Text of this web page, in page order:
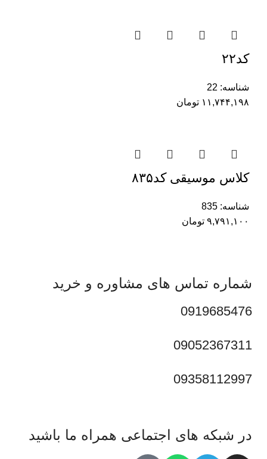
کد۲۲
شناسه: 22
۱۱,۷۴۴,۱۹۸ تومان
کلاس موسیقی کد۸۳۵
شناسه: 835
۹,۷۹۱,۱۰۰ تومان
شماره تماس های مشاوره و خرید
0919685476
09052367311
09358112997
در شبکه های اجتماعی همراه ما باشید